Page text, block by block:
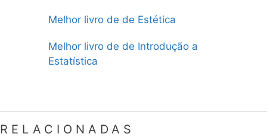
Melhor livro de de Estética
Melhor livro de de Introdução a
Estatística
RELACIONADAS